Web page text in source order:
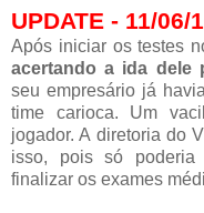
UPDATE - 11/06/
Após iniciar os testes
acertando a ida dele
seu empresário já
time carioca. Um
jogador. A diretoria do
isso, pois só poderia
finalizar os exames